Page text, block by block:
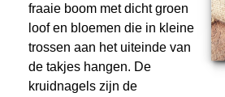
fraaie boom met dicht groen
loof en bloemen die in kleine
trossen aan het uiteinde van
de takjes hangen. De
kruidnagels zijn de